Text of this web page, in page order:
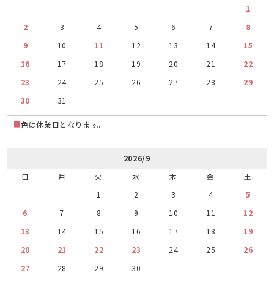
1
2
3 4 5 6 7
8
9
10 11 12 13 14
15
16
17 18 19 20 21
22
23
24 25 26 27 28
29
30
31
■色は休業日となります。
2026/9
日
月 火 水 木 金
土
1
2 3 4
5
6
7 8 9 10 11
12
13
14 15 16 17 18
19
20
21 22 23 24 25
26
27
28 29 30